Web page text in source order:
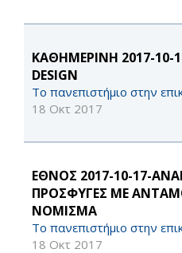
KΑΘΗΜΕΡΙΝΗ 2017-10-
DESIGN
Το πανεπιστήμιο στην
18 Οκτ 2017
ΕΘΝΟΣ 2017-10-17-
ΠΡΟΣΦΥΓΕΣ ΜΕ
ΝΟΜΙΣΜΑ
Το πανεπιστήμιο στην
18 Οκτ 2017